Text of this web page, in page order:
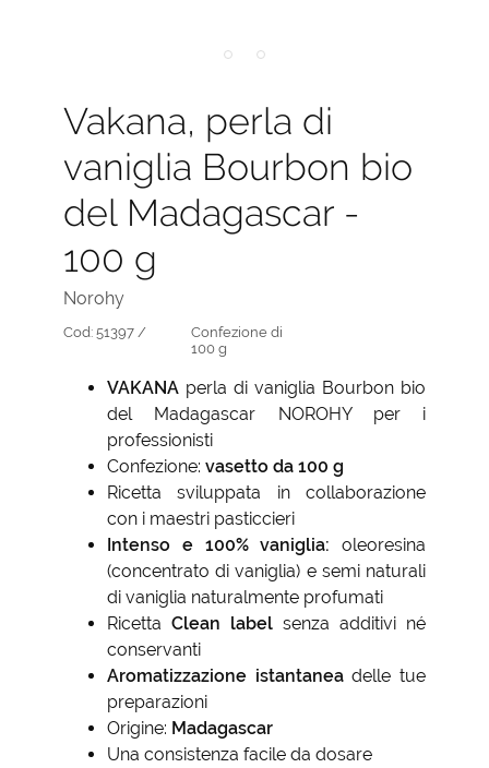
Vakana, perla di
vaniglia Bourbon bio
del Madagascar -
100 g
Norohy
Cod: 51397 /
Confezione di
100 g
VAKANA perla di vaniglia Bourbon bio
del Madagascar NOROHY per i
professionisti
Confezione: vasetto da 100 g
Ricetta sviluppata in collaborazione
con i maestri pasticcieri
Intenso e 100% vaniglia: oleoresina
(concentrato di vaniglia) e semi naturali
di vaniglia naturalmente profumati
Ricetta Clean label senza additivi né
conservanti
Aromatizzazione istantaneadelle tue
preparazioni
Origine: Madagascar
Una consistenza facile da dosare